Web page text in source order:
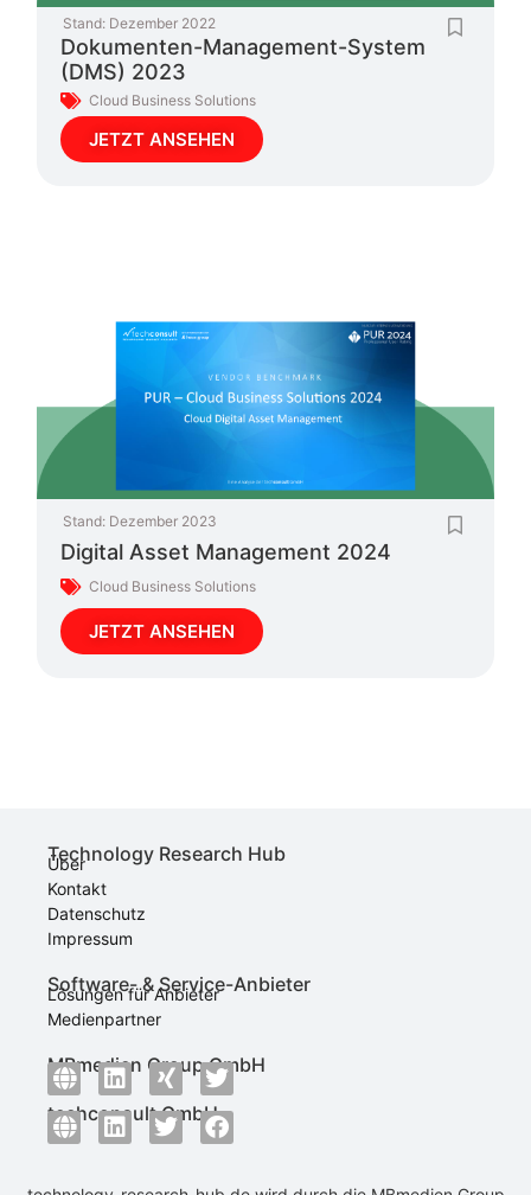
Stand: Dezember 2022
Dokumenten-Management-System
(DMS) 2023
Cloud Business Solutions
JETZT ANSEHEN
Stand: Dezember 2023
Digital Asset Management 2024
Cloud Business Solutions
JETZT ANSEHEN
Technology Research Hub
Über
Kontakt
Datenschutz
Impressum
Software- & Service-Anbieter
Lösungen für Anbieter
Medienpartner
MBmedien Group GmbH
techconsult GmbH